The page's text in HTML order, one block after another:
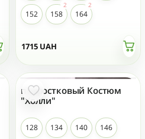
1715 UAH
152 158 164
подростковый Костюм
"Холли"
128 134 140 146